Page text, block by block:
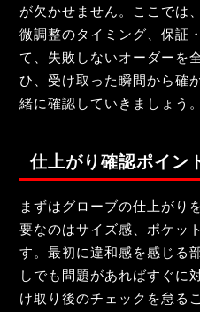
が欠かせません。ここでは
微調整のタイミング、保証
て、失敗しないオーダーを
ひ、受け取った瞬間から確
緒に確認していきましょう。
仕上がり確認ポイン
まずはグローブの仕上がり
要なのはサイズ感、ポケッ
す。最初に違和感を感じる
しでも問題があればすぐに
け取り後のチェックを怠る